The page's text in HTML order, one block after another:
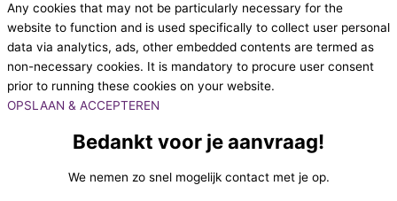
Any cookies that may not be particularly necessary for the
website to function and is used specifically to collect user personal
data via analytics, ads, other embedded contents are termed as
non-necessary cookies. It is mandatory to procure user consent
prior to running these cookies on your website.
OPSLAAN & ACCEPTEREN
Bedankt voor je aanvraag!
We nemen zo snel mogelijk contact met je op.